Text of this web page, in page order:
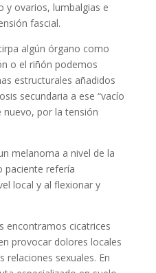
y ovarios, lumbalgias e
fascial.
algún órgano como
o el riñón podemos
estructurales añadidos
secundaria a ese “vacío
nuevo, por la tensión
melanoma a nivel de la
paciente refería
local y al flexionar y
encontramos cicatrices
provocar dolores locales
relaciones sexuales. En